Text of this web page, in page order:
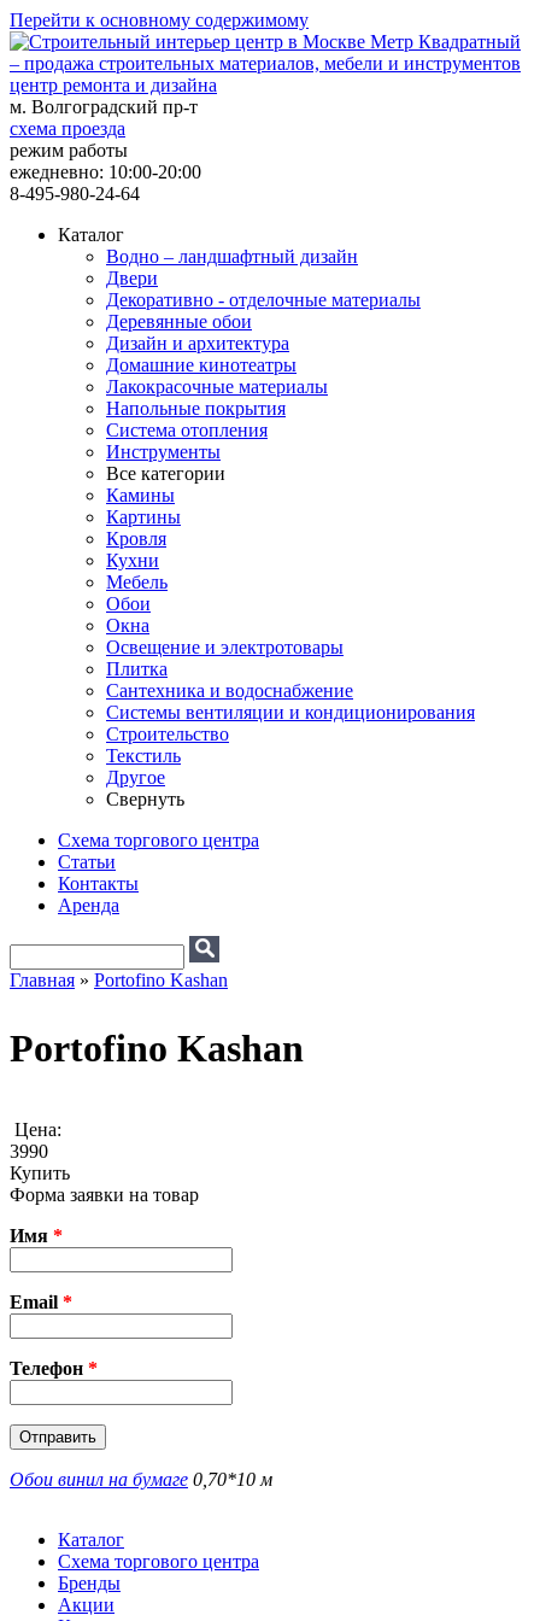
Перейти к основному содержимому
центр ремонта и дизайна
м. Волгоградский пр-т
схема проезда
режим работы
ежедневно: 10:00-20:00
8-495-980-24-64
Каталог
Водно – ландшафтный дизайн
Двери
Декоративно - отделочные материалы
Деревянные обои
Дизайн и архитектура
Домашние кинотеатры
Лакокрасочные материалы
Напольные покрытия
Система отопления
Инструменты
Все категории
Камины
Картины
Кровля
Кухни
Мебель
Обои
Окна
Освещение и электротовары
Плитка
Сантехника и водоснабжение
Системы вентиляции и кондиционирования
Строительство
Текстиль
Другое
Свернуть
Схема торгового центра
Статьи
Контакты
Аренда
Форма поиска
Поиск
Главная » Portofino Kashan
Portofino Kashan
Цена:
3990
Купить
Форма заявки на товар
Имя *
Email *
Телефон *
Обои винил на бумаге 0,70*10 м
Каталог
Схема торгового центра
Бренды
Акции